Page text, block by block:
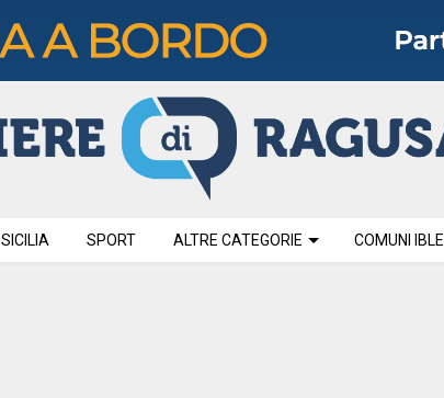
SICILIA SPORT ALTRE CATEGORIE COMUNI IBLEI